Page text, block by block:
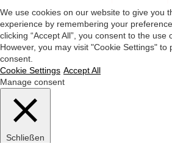
We use cookies on our website to give you
experience by remembering your
clicking “Accept All”, you consent to the use
However, you may visit "Cookie Settings" to
consent.
Cookie Settings Accept All
Manage consent
Schließen